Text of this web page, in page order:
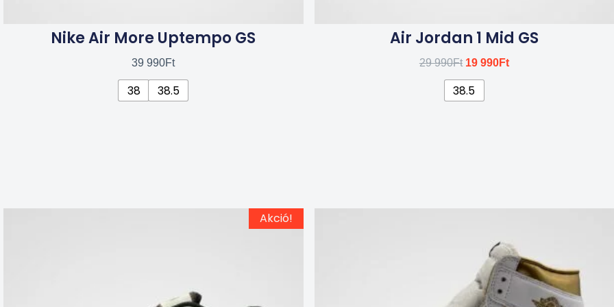
Nike Air More Uptempo GS
39 990Ft
38 38.5
Air Jordan 1 Mid GS
29 990Ft 19 990Ft
38.5
Akció!
variációja
terméknek
több
variációja